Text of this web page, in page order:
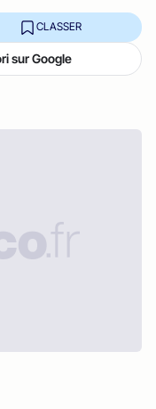
CLASSER
sur Google